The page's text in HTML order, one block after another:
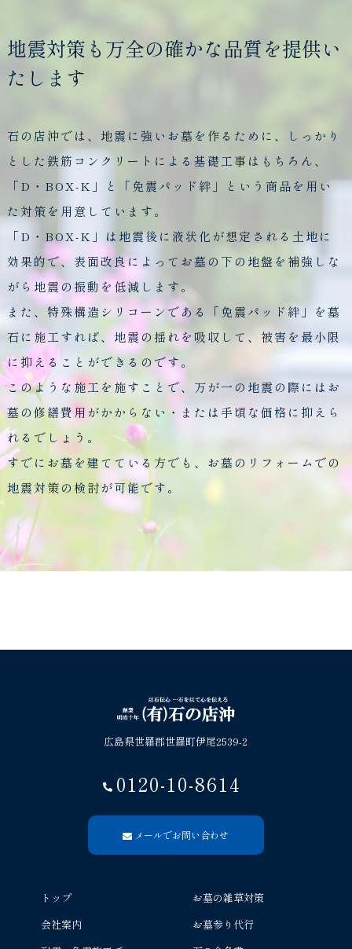
地震対策も万全の確かな品質を提供い
たします
石の店沖では、地震に強いお墓を作るために、しっかり
とした鉄筋コンクリートによる基礎工事はもちろん、
「D・BOX-K」と「免震パッド絆」という商品を用い
た対策を用意しています。
「D・BOX-K」は地震後に液状化が想定される土地に
効果的で、表面改良によってお墓の下の地盤を補強しな
がら地震の振動を低減します。
また、特殊構造シリコーンである「免震パッド絆」を墓
石に施工すれば、地震の揺れを吸収して、被害を最小限
に抑えることができるのです。
このような施工を施すことで、万が一の地震の際にはお
墓の修繕費用がかからない・または手頃な価格に抑えら
れるでしょう。
すでにお墓を建てている方でも、お墓のリフォームでの
地震対策の検討が可能です。
広島県世羅郡世羅町伊尾2539-2
0120-10-8614
メールでお問い合わせ
トップ
会社案内
お墓の雑草対策
お墓参り代行